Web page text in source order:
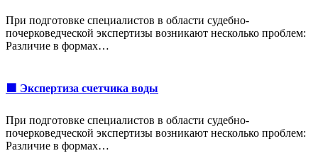
При подготовке специалистов в области судебно-
почерковедческой экспертизы возникают несколько проблем:
Различие в формах…
🟩 Экспертиза счетчика воды
При подготовке специалистов в области судебно-
почерковедческой экспертизы возникают несколько проблем:
Различие в формах…